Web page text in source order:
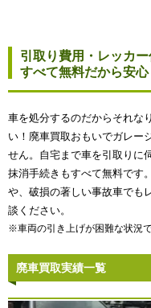
引取り費用・レッカ
すべて無料だから安心
車を処分するのだからそれな
い！廃車買取おもいでガレー
せん。自宅まで車を引取りに
抹消手続きもすべて無料です
や、破損の著しい事故車でも
談ください。
※車両の引き上げが困難な状況
廃車買取実績一覧